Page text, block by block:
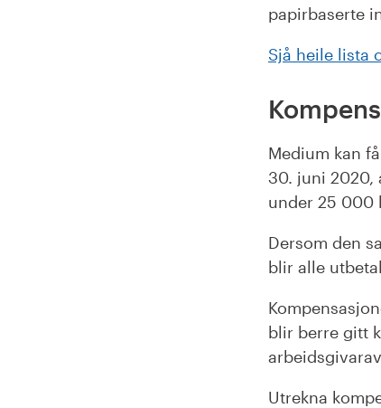
papirbaserte
Sjå heile lista
Medium kan
30. juni 2020,
under 25 000
Dersom den
blir alle
blir berre gitt
Utrekna